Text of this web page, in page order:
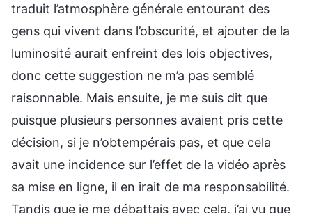
traduit l’atmosphère générale entourant des
gens qui vivent dans l’obscurité, et ajouter de la
luminosité aurait enfreint des lois objectives,
donc cette suggestion ne m’a pas semblé
raisonnable. Mais ensuite, je me suis dit que
puisque plusieurs personnes avaient pris cette
décision, si je n’obtempérais pas, et que cela
avait une incidence sur l’effet de la vidéo après
sa mise en ligne, il en irait de ma responsabilité.
Tandis que je me débattais avec cela, j’ai vu que